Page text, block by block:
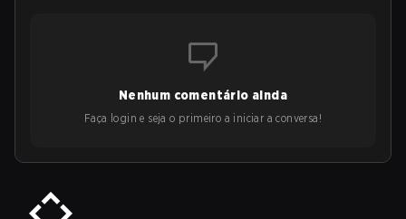
Nenhum comentário ainda
Faça login e seja o primeiro a iniciar a conversa!